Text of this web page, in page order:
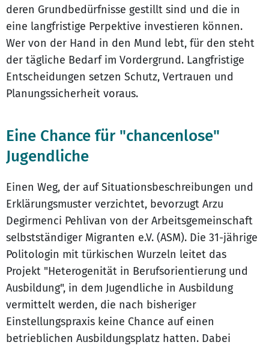
deren Grundbedürfnisse gestillt sind und die in
eine langfristige Perpektive investieren können.
Wer von der Hand in den Mund lebt, für den steht
der tägliche Bedarf im Vordergrund. Langfristige
Entscheidungen setzen Schutz, Vertrauen und
Planungssicherheit voraus.
Eine Chance für "chancenlose"
Jugendliche
Einen Weg, der auf Situationsbeschreibungen und
Erklärungsmuster verzichtet, bevorzugt Arzu
Degirmenci Pehlivan von der Arbeitsgemeinschaft
selbstständiger Migranten e.V. (ASM). Die 31-jährige
Politologin mit türkischen Wurzeln leitet das
Projekt "Heterogenität in Berufsorientierung und
Ausbildung", in dem Jugendliche in Ausbildung
vermittelt werden, die nach bisheriger
Einstellungspraxis keine Chance auf einen
betrieblichen Ausbildungsplatz hatten. Dabei